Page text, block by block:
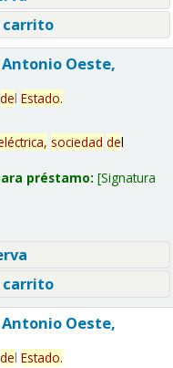
Oeste,
del Estado.
sociedad del
préstamo: Signatura
Oeste,
del Estado.